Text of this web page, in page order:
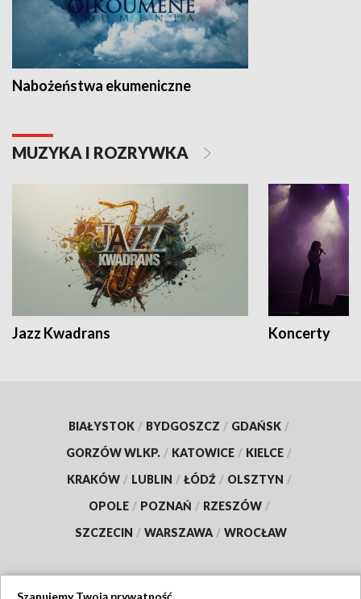
Nabożeństwa ekumeniczne
MUZYKA I ROZRYWKA
Jazz Kwadrans Koncerty
BIAŁYSTOK / BYDGOSZCZ / GDAŃSK /
GORZÓW WLKP. / KATOWICE / KIELCE /
KRAKÓW / LUBLIN / ŁÓDŹ / OLSZTYN /
OPOLE / POZNAŃ / RZESZÓW /
SZCZECIN / WARSZAWA / WROCŁAW
Szanujemy Twoją prywatność